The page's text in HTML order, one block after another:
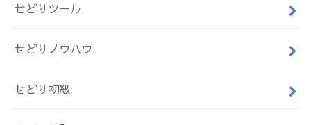
せどりツール
せどりノウハウ
せどり初級